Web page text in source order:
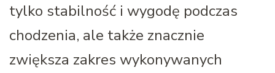
tylko stabilność i wygodę podczas
chodzenia, ale także znacznie
zwiększa zakres wykonywanych